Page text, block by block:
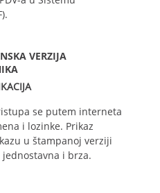
VERZIJA
se putem interneta
i lozinke. Prikaz
u štampanoj verziji
i brza.